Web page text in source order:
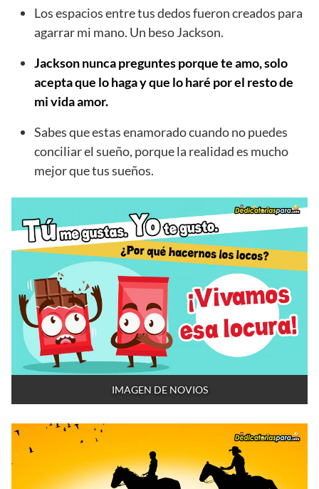
Los espacios entre tus dedos fueron creados para
agarrar mi mano. Un beso Jackson.
Jackson nunca preguntes porque te amo, solo
acepta que lo haga y que lo haré por el resto de
mi vida amor.
Sabes que estas enamorado cuando no puedes
conciliar el sueño, porque la realidad es mucho
mejor que tus sueños.
IMAGEN DE NOVIOS